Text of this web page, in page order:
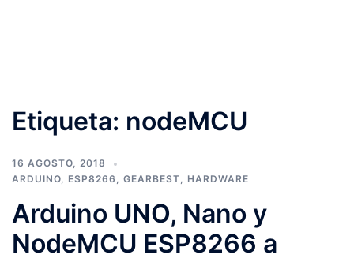
Etiqueta: nodeMCU
16 AGOSTO, 2018
ARDUINO, ESP8266 , GEARBEST, HARDWARE
Arduino UNO, Nano y
NodeMCU ESP8266 a